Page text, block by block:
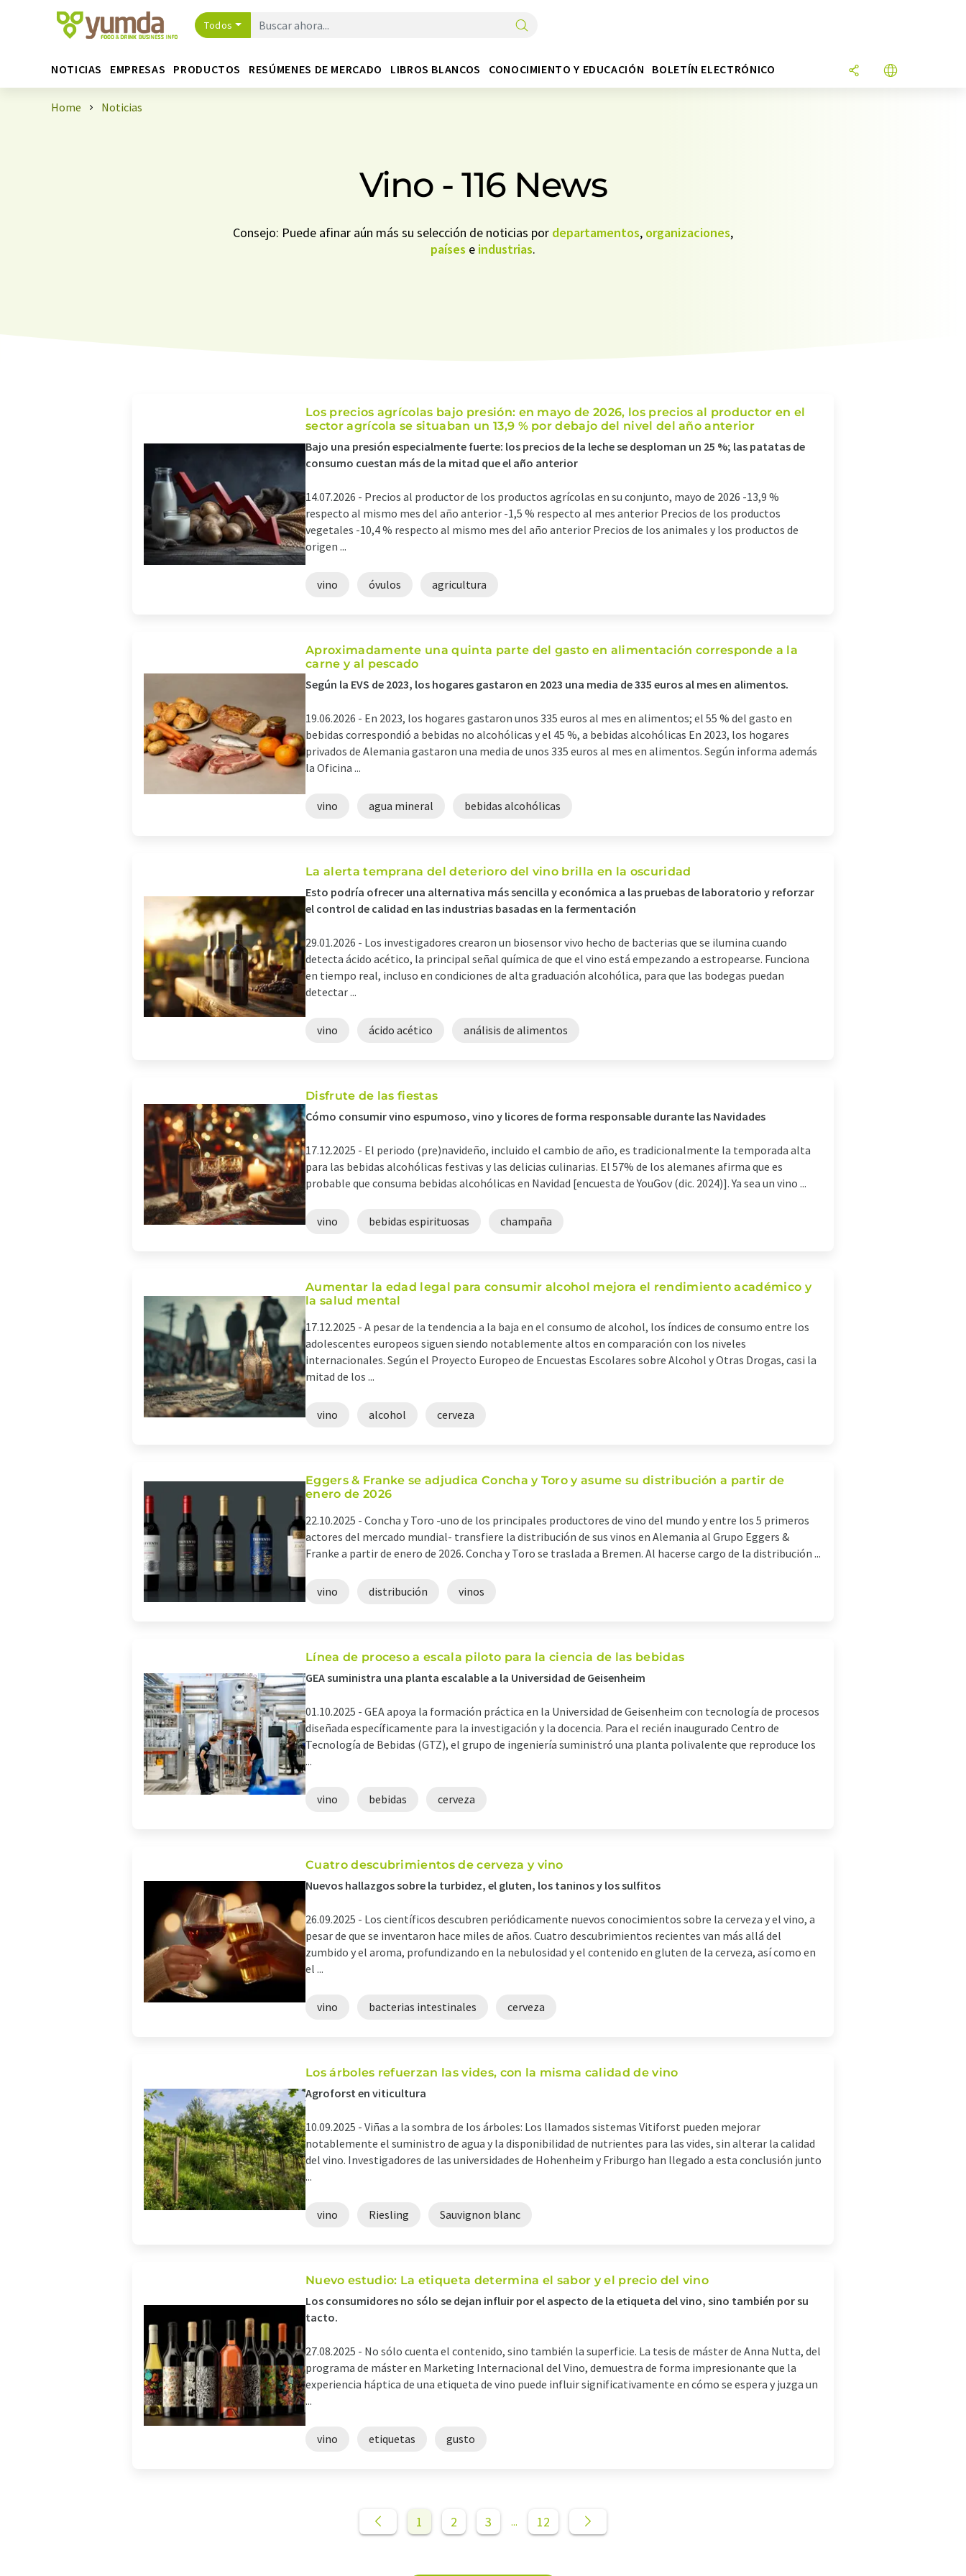
Todos
NOTICIAS EMPRESAS PRODUCTOS RESÚMENES DE MERCADO LIBROS BLANCOS CONOCIMIENTO Y EDUCACIÓN BOLETÍN ELECTRÓNICO
Home Noticias
Vino - 116 News
Consejo: Puede afinar aún más su selección de noticias por departamentos, organizaciones,
países e industrias.
Los precios agrícolas bajo presión: en mayo de 2026, los precios al productor en el
sector agrícola se situaban un 13,9 % por debajo del nivel del año anterior
Bajo una presión especialmente fuerte: los precios de la leche se desploman un 25 %; las patatas de
consumo cuestan más de la mitad que el año anterior
14.07.2026 - Precios al productor de los productos agrícolas en su conjunto, mayo de 2026 -13,9 %
respecto al mismo mes del año anterior -1,5 % respecto al mes anterior Precios de los productos
vegetales -10,4 % respecto al mismo mes del año anterior Precios de los animales y los productos de
origen ...
vino óvulos agricultura
Aproximadamente una quinta parte del gasto en alimentación corresponde a la
carne y al pescado
Según la EVS de 2023, los hogares gastaron en 2023 una media de 335 euros al mes en alimentos.
19.06.2026 - En 2023, los hogares gastaron unos 335 euros al mes en alimentos; el 55 % del gasto en
bebidas correspondió a bebidas no alcohólicas y el 45 %, a bebidas alcohólicas En 2023, los hogares
privados de Alemania gastaron una media de unos 335 euros al mes en alimentos. Según informa además
la Oficina ...
vino agua mineral bebidas alcohólicas
La alerta temprana del deterioro del vino brilla en la oscuridad
Esto podría ofrecer una alternativa más sencilla y económica a las pruebas de laboratorio y reforzar
el control de calidad en las industrias basadas en la fermentación
29.01.2026 - Los investigadores crearon un biosensor vivo hecho de bacterias que se ilumina cuando
detecta ácido acético, la principal señal química de que el vino está empezando a estropearse. Funciona
en tiempo real, incluso en condiciones de alta graduación alcohólica, para que las bodegas puedan
detectar ...
vino ácido acético análisis de alimentos
Disfrute de las fiestas
Cómo consumir vino espumoso, vino y licores de forma responsable durante las Navidades
17.12.2025 - El periodo (pre)navideño, incluido el cambio de año, es tradicionalmente la temporada alta
para las bebidas alcohólicas festivas y las delicias culinarias. El 57% de los alemanes afirma que es
probable que consuma bebidas alcohólicas en Navidad [encuesta de YouGov (dic. 2024)]. Ya sea un vino ...
vino bebidas espirituosas champaña
Aumentar la edad legal para consumir alcohol mejora el rendimiento académico y
la salud mental
17.12.2025 - A pesar de la tendencia a la baja en el consumo de alcohol, los índices de consumo entre los
adolescentes europeos siguen siendo notablemente altos en comparación con los niveles
internacionales. Según el Proyecto Europeo de Encuestas Escolares sobre Alcohol y Otras Drogas, casi la
mitad de los ...
vino alcohol cerveza
Eggers & Franke se adjudica Concha y Toro y asume su distribución a partir de
enero de 2026
22.10.2025 - Concha y Toro -uno de los principales productores de vino del mundo y entre los 5 primeros
actores del mercado mundial- transfiere la distribución de sus vinos en Alemania al Grupo Eggers &
Franke a partir de enero de 2026. Concha y Toro se traslada a Bremen. Al hacerse cargo de la distribución ...
vino distribución vinos
Línea de proceso a escala piloto para la ciencia de las bebidas
GEA suministra una planta escalable a la Universidad de Geisenheim
01.10.2025 - GEA apoya la formación práctica en la Universidad de Geisenheim con tecnología de procesos
diseñada específicamente para la investigación y la docencia. Para el recién inaugurado Centro de
Tecnología de Bebidas (GTZ), el grupo de ingeniería suministró una planta polivalente que reproduce los
...
vino bebidas cerveza
Cuatro descubrimientos de cerveza y vino
Nuevos hallazgos sobre la turbidez, el gluten, los taninos y los sulfitos
26.09.2025 - Los científicos descubren periódicamente nuevos conocimientos sobre la cerveza y el vino, a
pesar de que se inventaron hace miles de años. Cuatro descubrimientos recientes van más allá del
zumbido y el aroma, profundizando en la nebulosidad y el contenido en gluten de la cerveza, así como en
el ...
vino bacterias intestinales cerveza
Los árboles refuerzan las vides, con la misma calidad de vino
Agroforst en viticultura
10.09.2025 - Viñas a la sombra de los árboles: Los llamados sistemas Vitiforst pueden mejorar
notablemente el suministro de agua y la disponibilidad de nutrientes para las vides, sin alterar la calidad
del vino. Investigadores de las universidades de Hohenheim y Friburgo han llegado a esta conclusión junto
...
vino Riesling Sauvignon blanc
Nuevo estudio: La etiqueta determina el sabor y el precio del vino
Los consumidores no sólo se dejan influir por el aspecto de la etiqueta del vino, sino también por su
tacto.
27.08.2025 - No sólo cuenta el contenido, sino también la superficie. La tesis de máster de Anna Nutta, del
programa de máster en Marketing Internacional del Vino, demuestra de forma impresionante que la
experiencia háptica de una etiqueta de vino puede influir significativamente en cómo se espera y juzga un
...
vino etiquetas gusto
1 2 3 ... 12